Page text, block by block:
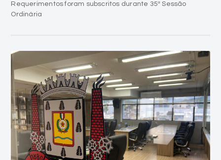
Requerimentos foram subscritos durante 35ª Sessão
Ordinária